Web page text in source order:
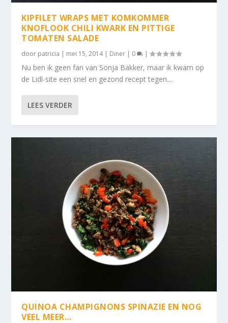
KIPFILET WRAPS MET KOMKOMMER
KNOFLOOK CHILI KWARK EN PITTIGE
TOMATEN SALADE
door patricia | mei 15, 2014| Diner | 0 |
Nu ben ik geen fan van Sonja Bakker, maar ik kwam op
de Lidl-site een snel en gezond recept tegen....
LEES VERDER
QUINOA CHAMPIGNONS SPINAZIE EN NOG
VEEL MEER…